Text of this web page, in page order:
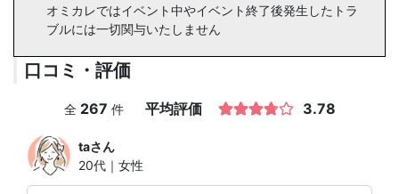
オミカレではイベント中やイベント終了後発生したトラ
ブルには一切関与いたしません
口コミ・評価
全 267 件 平均評価 3.78
taさん
20代｜女性